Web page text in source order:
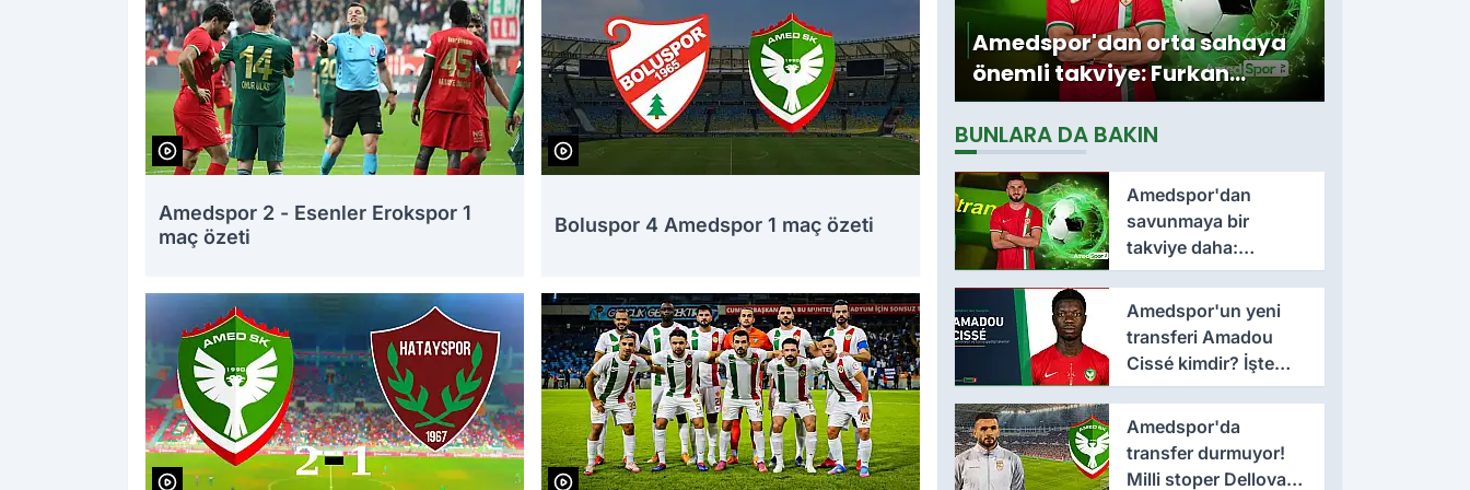
Amedspor 2 - Esenler Erokspor 1
maç özeti
Boluspor 4 Amedspor 1 maç özeti
Amedspor'dan orta sahaya
önemli takviye: Furkan
Soyalp ile sözleşme
imzalandı
BUNLARA DA BAKIN
Amedspor'dan
savunmaya bir
takviye daha:
Lumbardh Dellova ile
3 yıllık imza
Amedspor'un yeni
transferi Amadou
Cissé kimdir? İşte
kariyeri ve forma
giydiği takımlar
Amedspor'da
transfer durmuyor!
Milli stoper Dellova